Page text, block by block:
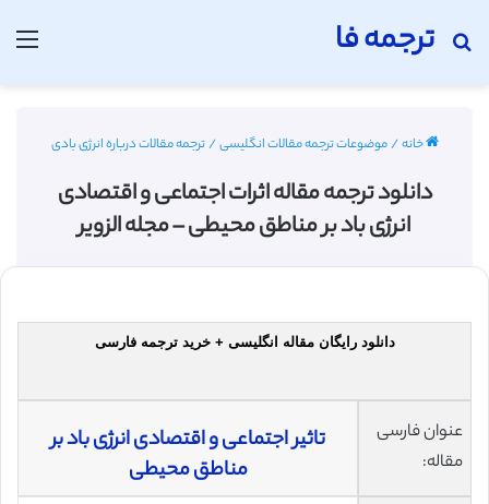
ترجمه فا
جستجو برای
خانه/موضوعات ترجمه مقالات انگلیسی/ترجمه مقالات درباره انرژی بادی
دانلود ترجمه مقاله اثرات اجتماعی و اقتصادی
انرژی باد بر مناطق محیطی – مجله الزویر
دانلود رایگان مقاله انگلیسی + خرید ترجمه فارسی
عنوان فارسی
مقاله:
تاثیر اجتماعی و اقتصادی انرژی باد بر
مناطق محیطی